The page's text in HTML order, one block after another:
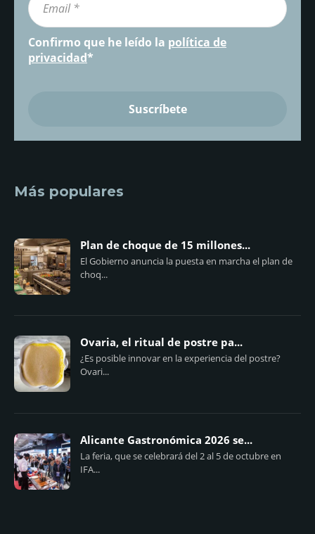
Confirmo que he leído la política de
privacidad*
Más populares
Plan de choque de 15 millones...
El Gobierno anuncia la puesta en marcha el plan de
choq...
Ovaria, el ritual de postre pa...
¿Es posible innovar en la experiencia del postre?
Ovari...
Alicante Gastronómica 2026 se...
La feria, que se celebrará del 2 al 5 de octubre en
IFA...